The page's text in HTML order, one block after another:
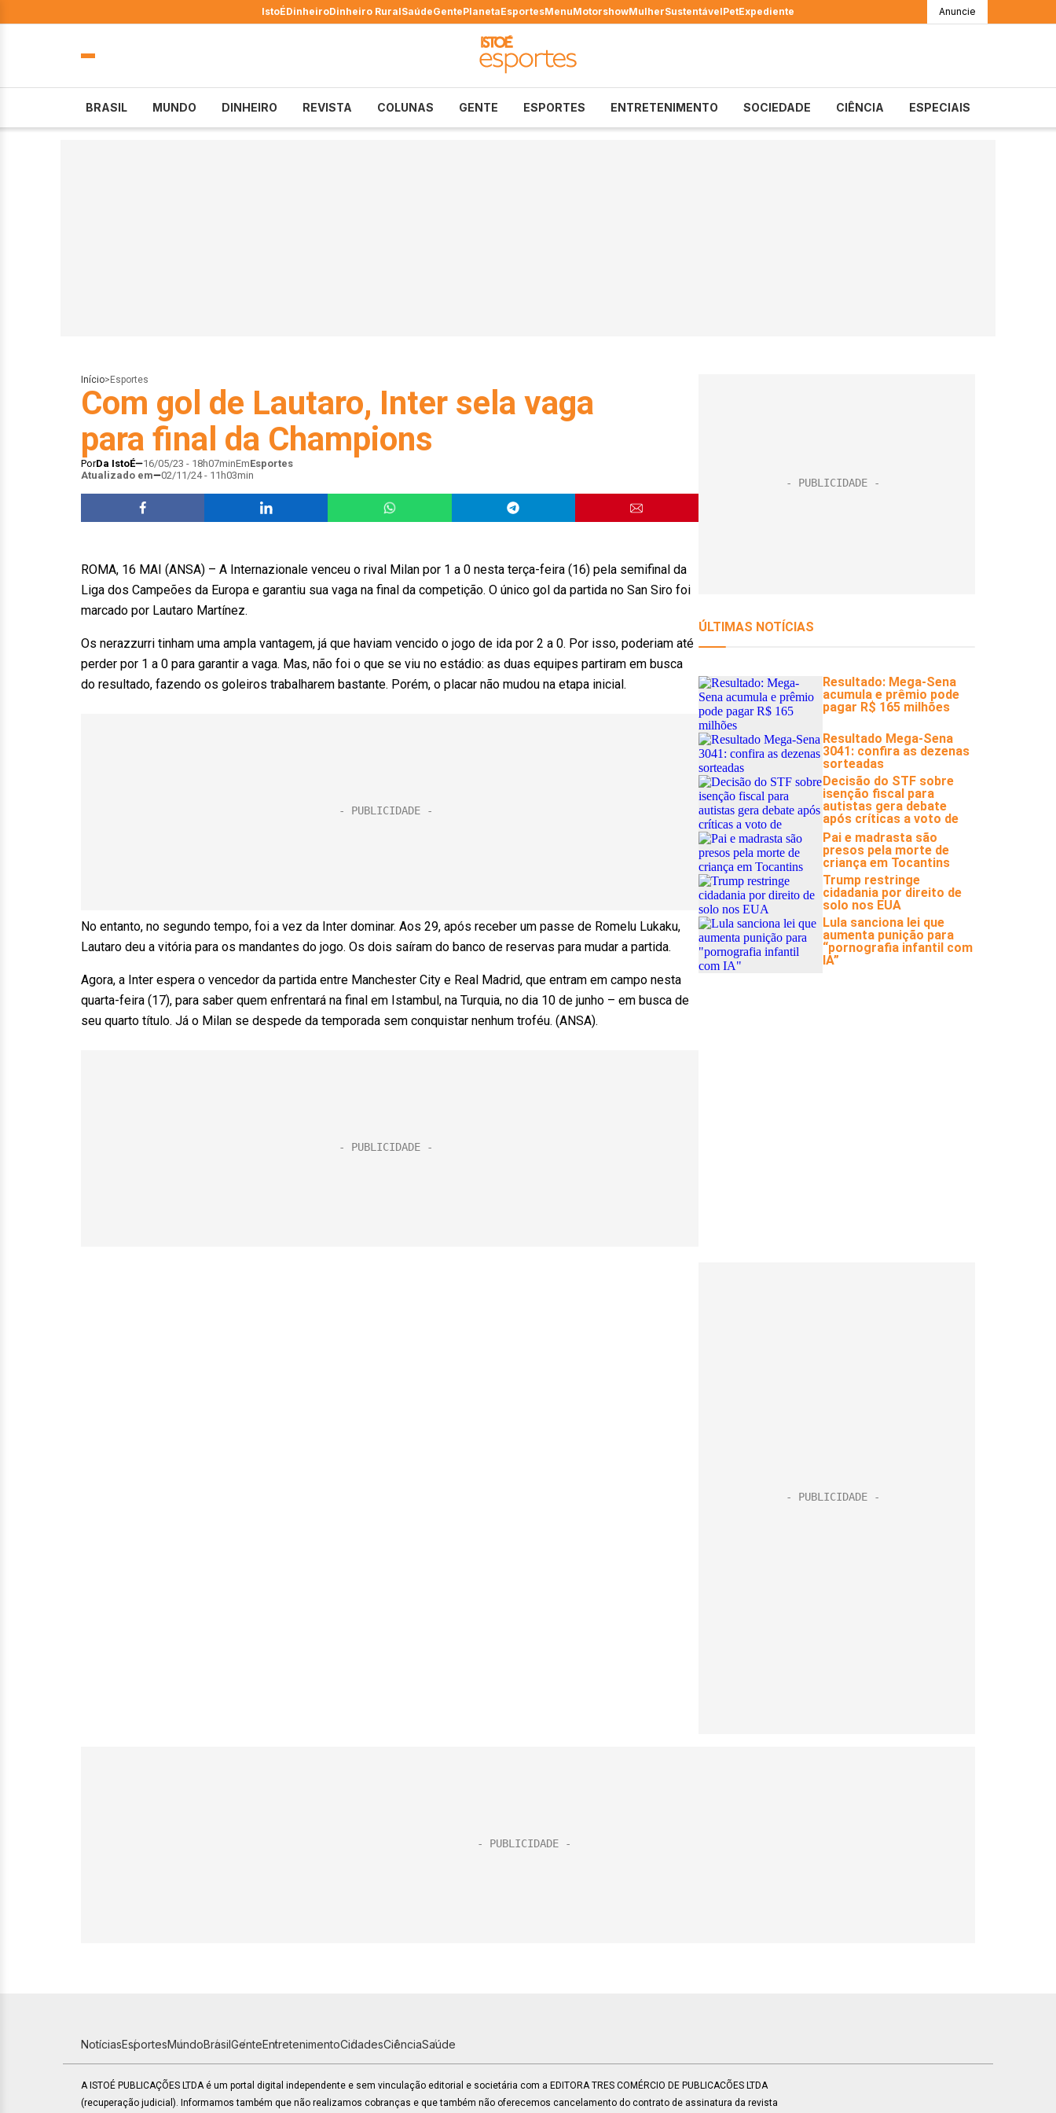
IstoÉDinheiroDinheiro RuralSaúdeGentePlanetaEsportesMenuMotorshowMulherSustentávelPetExpediente Anuncie
BRASIL MUNDO DINHEIRO REVISTA COLUNAS GENTE ESPORTES ENTRETENIMENTO SOCIEDADE CIÊNCIA ESPECIAIS
Início> Esportes
Com gol de Lautaro, Inter sela vaga
para final da Champions
PorDa IstoÉ 16/05/23 - 18h07minEmEsportes
Atualizado em
02/11/24 - 11h03min
ROMA, 16 MAI (ANSA) – A Internazionale venceu o rival Milan por 1 a 0 nesta terça-feira (16) pela semifinal da
Liga dos Campeões da Europa e garantiu sua vaga na final da competição. O único gol da partida no San Siro foi
marcado por Lautaro Martínez.
Os nerazzurri tinham uma ampla vantagem, já que haviam vencido o jogo de ida por 2 a 0. Por isso, poderiam até
perder por 1 a 0 para garantir a vaga. Mas, não foi o que se viu no estádio: as duas equipes partiram em busca
do resultado, fazendo os goleiros trabalharem bastante. Porém, o placar não mudou na etapa inicial.
No entanto, no segundo tempo, foi a vez da Inter dominar. Aos 29, após receber um passe de Romelu Lukaku,
Lautaro deu a vitória para os mandantes do jogo. Os dois saíram do banco de reservas para mudar a partida.
Agora, a Inter espera o vencedor da partida entre Manchester City e Real Madrid, que entram em campo nesta
quarta-feira (17), para saber quem enfrentará na final em Istambul, na Turquia, no dia 10 de junho – em busca de
seu quarto título. Já o Milan se despede da temporada sem conquistar nenhum troféu. (ANSA).
NotíciasEsportesMundoBrasilGenteEntretenimentoCidadesCiênciaSaúde
A ISTOÉ PUBLICAÇÕES LTDA é um portal digital independente e sem vinculação editorial e societária com a EDITORA TRES COMÉRCIO DE PUBLICACÕES LTDA
(recuperação judicial). Informamos também que não realizamos cobranças e que também não oferecemos cancelamento do contrato de assinatura da revista